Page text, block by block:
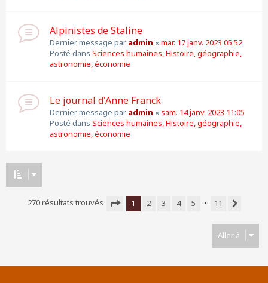
Alpinistes de Staline
Dernier message par admin «mar. 17 janv. 2023 05:52
Posté dans Sciences humaines, Histoire, géographie,
astronomie, économie
Le journal d'Anne Franck
Dernier message par admin «sam. 14 janv. 2023 11:05
Posté dans Sciences humaines, Histoire, géographie,
astronomie, économie
270 résultats trouvés
1 2 3 4 5 …
11
Aller à